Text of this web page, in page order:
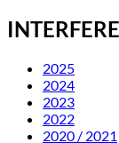
2025
2024
2023
2022
2020 / 2021